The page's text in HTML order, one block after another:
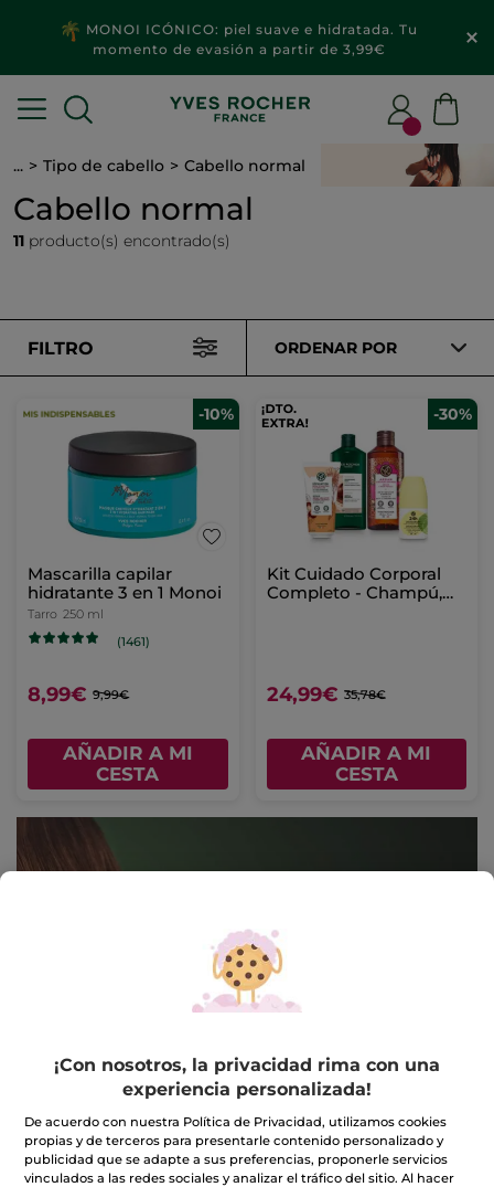
MONOI ICÓNICO: piel suave e hidratada. Tu
momento de evasión a partir de 3,99€
... Tipo de cabello Cabello normal
Cabello normal
11 producto(s) encontrado(s)
FILTRO ORDENAR POR
-10%
Mascarilla capilar
hidratante 3 en 1 Monoi
Tarro 250 ml
(1461)
8,99€ 9,99€
AÑADIR A MI
CESTA
-30%
Kit Cuidado Corporal
Completo - Champú,
24,99€ 35,78€
AÑADIR A MI
CESTA
¡Con nosotros, la privacidad rima con una
experiencia personalizada!
De acuerdo con nuestra Política de Privacidad, utilizamos cookies
propias y de terceros para presentarle contenido personalizado y
publicidad que se adapte a sus preferencias, proponerle servicios
vinculados a las redes sociales y analizar el tráfico del sitio. Al hacer